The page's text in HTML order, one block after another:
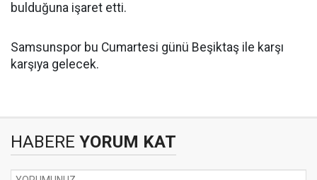
bulduğuna işaret etti.
Samsunspor bu Cumartesi günü Beşiktaş ile karşı
karşıya gelecek.
HABERE YORUM KAT